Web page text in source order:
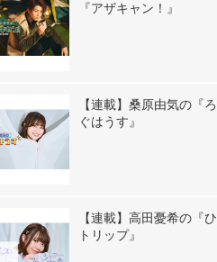
『アザキャン！』
【連載】桑原由気の『ろ
ぐはうす』
【連載】高田憂希の『ひ
トリップ』